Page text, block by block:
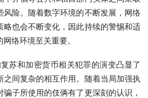
风险。随着数字环境的不断发展，网络
略也会不断变化，因此持续的警惕和适
络环境至关重要。
苏和加密货币相关犯罪的演变凸显了
之间复杂的相互作用。随着当局加强执
子所使用的伎俩有了更深刻的认识，